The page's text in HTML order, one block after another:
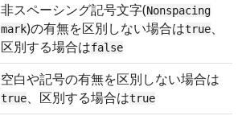
非スペーシング記号文字(Nonspacing
mark)の有無を区別しない場合はtrue、
区別する場合はfalse
空白や記号の有無を区別しない場合は
true、区別する場合はtrue